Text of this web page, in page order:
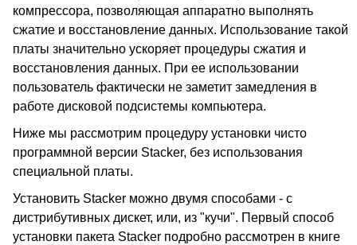
компрессора, позволяющая аппаратно выполнять
сжатие и восстановление данных. Использование такой
платы значительно ускоряет процедуры сжатия и
восстановления данных. При ее использовании
пользователь фактически не заметит замедления в
работе дисковой подсистемы компьютера.
Ниже мы рассмотрим процедуру установки чисто
программной версии Stacker, без использования
специальной платы.
Установить Stacker можно двумя способами - с
дистрибутивных дискет, или, из "кучи". Первый способ
установки пакета Stacker подробно рассмотрен в книге